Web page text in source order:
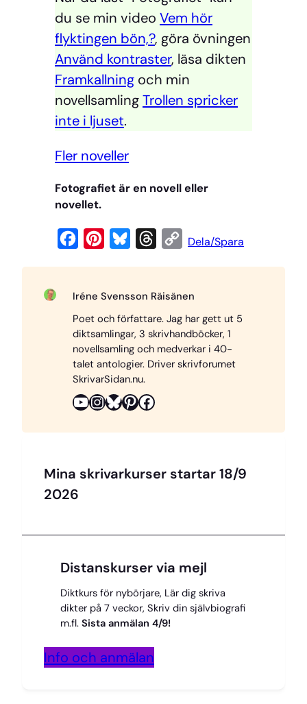
du se min video Vem hör
flyktingen bön,?, göra övningen
Använd kontraster, läsa dikten
Framkallning och min
novellsamlingTrollen spricker
inte i ljuset.
Fler noveller
Fotografiet är en novell eller
novellet.
e
b
o
o
k
t
e
r
e
s
t
e
s
k
y
e
a
d
s
C
y
L
i
n
Dela/Spara
Iréne Svensson Räisänen
Poet och författare. Jag har gett ut 5
diktsamlingar, 3 skrivhandböcker, 1
novellsamling och medverkar i 40-
talet antologier. Driver skrivforumet
SkrivarSidan.nu.
YouTube InstagramBluesky Pinterest Facebook
Mina skrivarkurser startar 18/9
2026
Distanskurser via mejl
Diktkurs för nybörjare, Lär dig skriva
dikter på 7 veckor, Skriv din självbiografi
m.fl. Sista anmälan 4/9!
Info och anmälan